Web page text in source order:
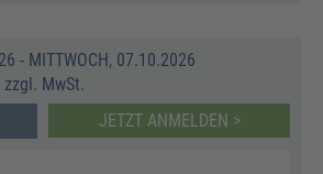
- MITTWOCH, 07.10.2026
MwSt.
JETZT ANMELDEN >